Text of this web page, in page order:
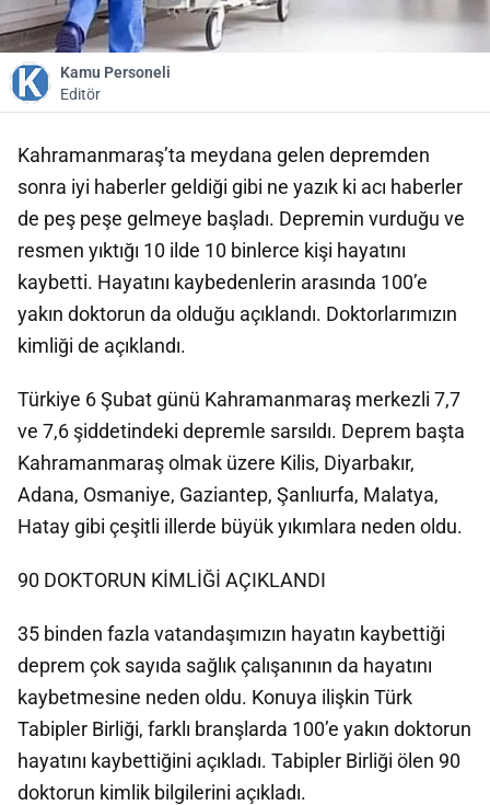
Kamu Personeli
Editör
Kahramanmaraş’ta meydana gelen depremden
sonra iyi haberler geldiği gibi ne yazık ki acı haberler
de peş peşe gelmeye başladı. Depremin vurduğu ve
resmen yıktığı 10 ilde 10 binlerce kişi hayatını
kaybetti. Hayatını kaybedenlerin arasında 100’e
yakın doktorun da olduğu açıklandı. Doktorlarımızın
kimliği de açıklandı.
Türkiye 6 Şubat günü Kahramanmaraş merkezli 7,7
ve 7,6 şiddetindeki depremle sarsıldı. Deprem başta
Kahramanmaraş olmak üzere Kilis, Diyarbakır,
Adana, Osmaniye, Gaziantep, Şanlıurfa, Malatya,
Hatay gibi çeşitli illerde büyük yıkımlara neden oldu.
90 DOKTORUN KİMLİĞİ AÇIKLANDI
35 binden fazla vatandaşımızın hayatın kaybettiği
deprem çok sayıda sağlık çalışanının da hayatını
kaybetmesine neden oldu. Konuya ilişkin Türk
Tabipler Birliği, farklı branşlarda 100’e yakın doktorun
hayatını kaybettiğini açıkladı. Tabipler Birliği ölen 90
doktorun kimlik bilgilerini açıkladı.